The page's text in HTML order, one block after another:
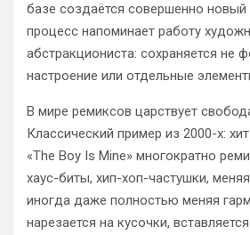
базе создаётся совершенно новый
процесс напоминает работу
абстракциониста: сохраняется не
настроение или отдельные
В мире ремиксов царствует
Классический пример из 2000-х:
«The Boy Is Mine» многократно
хаус-биты, хип-хоп-частушки,
иногда даже полностью меняя
нарезается на кусочки,